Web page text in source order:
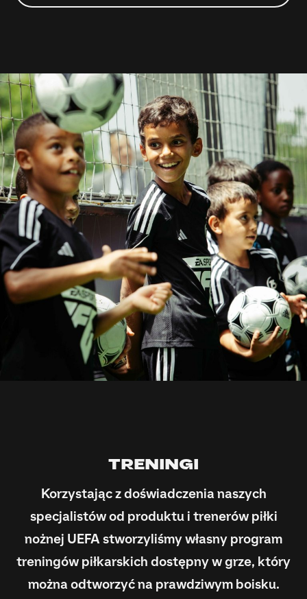
TRENINGI
Korzystając z doświadczenia naszych
specjalistów od produktu i trenerów piłki
nożnej UEFA stworzyliśmy własny program
treningów piłkarskich dostępny w grze, który
można odtworzyć na prawdziwym boisku.